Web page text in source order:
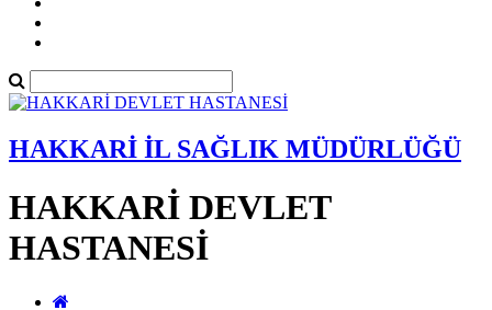
HAKKARİ İL SAĞLIK MÜDÜRLÜĞÜ
HAKKARİ DEVLET
HASTANESİ